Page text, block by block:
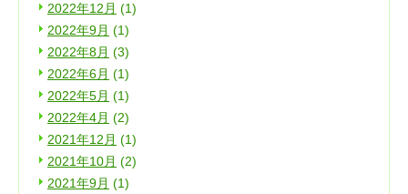
2022年12月 (1)
2022年9月 (1)
2022年8月 (3)
2022年6月 (1)
2022年5月 (1)
2022年4月 (2)
2021年12月 (1)
2021年10月 (2)
2021年9月 (1)